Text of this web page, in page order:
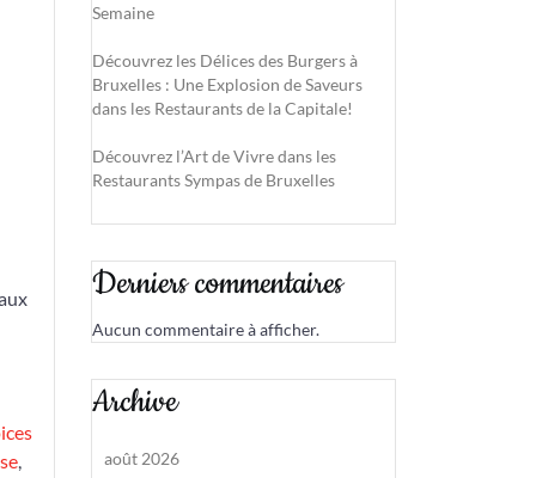
,
Semaine
Découvrez les Délices des Burgers à
Bruxelles : Une Explosion de Saveurs
dans les Restaurants de la Capitale!
Découvrez l’Art de Vivre dans les
Restaurants Sympas de Bruxelles
Derniers commentaires
Aucun commentaire à afficher.
Archive
août 2026